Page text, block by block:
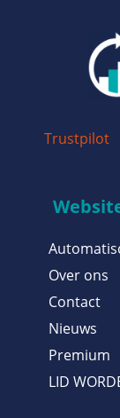
Trustpilot
Over ons
Contact
Nieuws
Premium
LID